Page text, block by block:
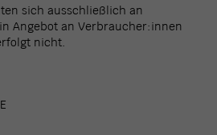
sich ausschließlich an
Angebot an Verbraucher:innen
nicht.